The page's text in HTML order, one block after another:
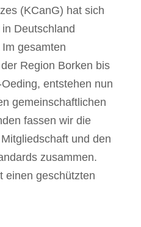
(KCanG) hat sich
Deutschland
gesamten
Region Borken bis
entstehen nun
gemeinschaftlichen
fassen wir die
und den
zusammen.
einen geschützten